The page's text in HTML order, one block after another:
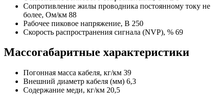
Сопротивление жилы проводника постоянному току не
более, Ом/км 88
Рабочее пиковое напряжение, В 250
Скорость распространения сигнала (NVP), % 69
Массогабаритные характеристики
Погонная масса кабеля, кг/км 39
Внешний диаметр кабеля (мм) 6,3
Содержание меди, кг/км 20,5